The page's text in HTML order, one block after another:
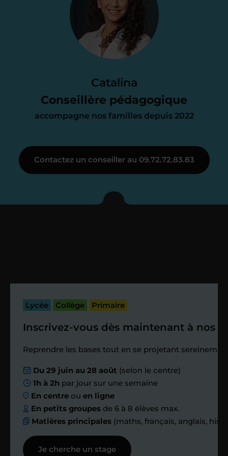
Catalina
Conseillère pédagogique
accompagne nos familles depuis 2022
proposition
d’accompagnement
parfait. À partir de maintenant nous
nous occupons de tout.
Je vous présente votre
enseignant sous 72
passé.
Étape 4
Nous planifions
ensemble des
échanges réguliers
Afin de suivre le travail et les progrès
réalisés, votre enseignant et moi-
Contactez un conseiller au 09.72.72.83.83
Lycée Collège Primaire
Inscrivez-vous dès maintenant à nos
Reprendre les bases tout en se projetant
Du 29 juin au 28 août (selon le centre)
1h à 2h par jour sur une semaine
En centre ouen ligne
En petits groupes de 6 à 8 élèves max.
Matières principales (maths, français, anglais,
Je cherche un stage